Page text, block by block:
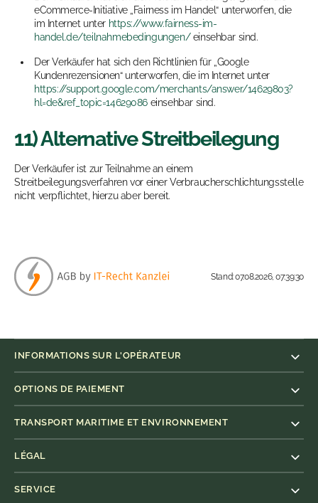
eCommerce-Initiative „Fairness im Handel“ unterworfen, die
im Internet unter https://www.fairness-im-
handel.de/teilnahmebedingungen/einsehbar sind.
Der Verkäufer hat sich den Richtlinien für „Google
Kundenrezensionen“ unterworfen, die im Internet unter
https://support.google.com/merchants/answer/14629803?
hl=de&ref_topic=14629086 einsehbar sind.
11) Alternative Streitbeilegung
Der Verkäufer ist zur Teilnahme an einem
Streitbeilegungsverfahren vor einer Verbraucherschlichtungsstelle
nicht verpflichtet, hierzu aber bereit.
Stand: 07.08.2026, 07:39:30
INFORMATIONS SUR L'OPÉRATEUR
OPTIONS DE PAIEMENT
TRANSPORT MARITIME ET ENVIRONNEMENT
LÉGAL
SERVICE